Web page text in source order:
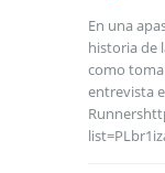
En una
historia de
como toma
entrevista